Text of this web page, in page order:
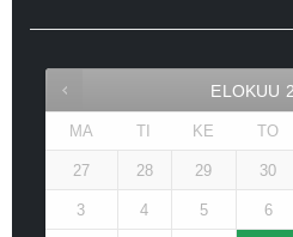
ELOKUU
MA TI KE TO
27 28 29 30
3 4 5 6